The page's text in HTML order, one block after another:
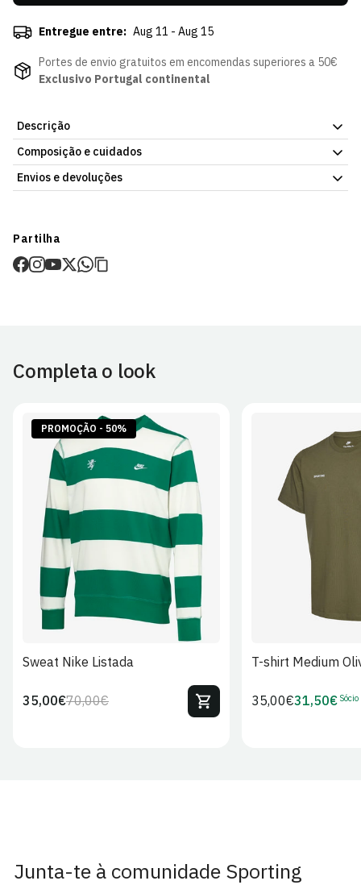
Entregue entre: Aug 11 - Aug 15
Portes de envio gratuitos em encomendas superiores a 50€
Exclusivo Portugal continental
Descrição
Bola Branca Academy Nike, da Loja Verde Online. Acabamento
cuidado, para brincar ou para coleção. Já disponível na Loja
Verde Online.
Composição e cuidados
Envios e devoluções
Prazo estimado de entrega varia consoante o destino e método
de envio.
Artigos personalizados não podem ser devolvidos.
de EnvioeDevoluções
Partilha
Completa o look
PROMOÇÃO - 50%
S XL 2XL
Sweat Nike Listada
Preço
70,00€Preço
35,00€
T-shirt Medium
Preço
35,00€Preço
31,50€ Sócio
Junta-te à comunidade Sporting